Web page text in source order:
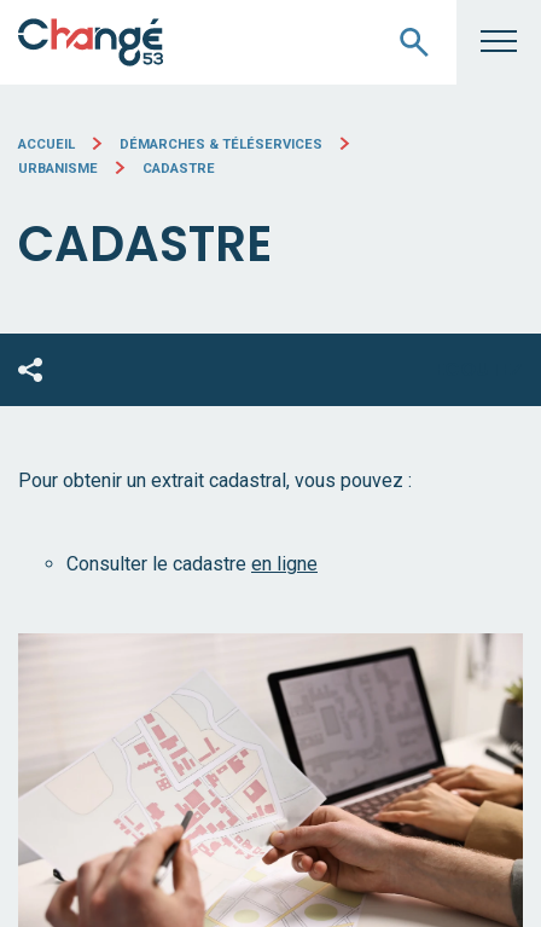
ACCUEIL
DÉMARCHES & TÉLÉSERVICES
URBANISME
CADASTRE
CADASTRE
Pour obtenir un extrait cadastral, vous pouvez :
Consulter le cadastre en ligne